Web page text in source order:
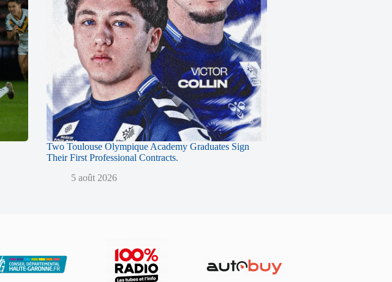
Two Toulouse Olympique Academy Graduates Sign
Their First Professional Contracts.
5 août 2026